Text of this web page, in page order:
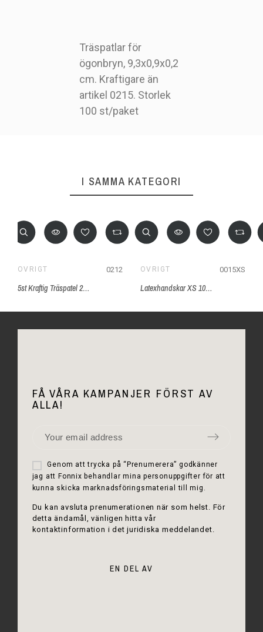
Träspatlar för
ögonbryn, 9,3x0,9x0,2
cm. Kraftigare än
artikel 0215. Storlek
100 st/paket
ArtikelnrTSPAT2
I SAMMA KATEGORI
ÖVRIGT 0212
5st Kraftig Träspatel 20cm
ÖVRIGT 0015XS
Latexhandskar XS 100st
FÅ VÅRA KAMPANJER FÖRST AV
ALLA!
Genom att trycka på “Prenumerera” godkänner
jag att Fonnix behandlar mina personuppgifter för att
kunna skicka marknadsföringsmaterial till mig.
Du kan avsluta prenumerationen när som helst. För
detta ändamål, vänligen hitta vår
kontaktinformation i det juridiska meddelandet.
EN DEL AV